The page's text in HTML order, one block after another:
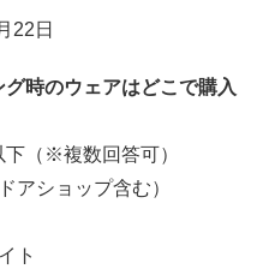
22日
グ時のウェアはどこで購入
（※複数回答可）
アショップ含む）
ト